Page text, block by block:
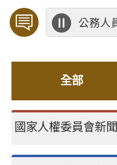
全部
國家人權委員會新